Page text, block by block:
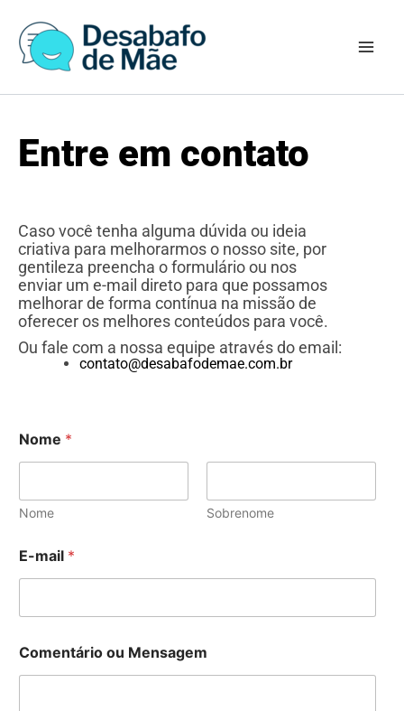
para
Entre em contato
Caso você tenha alguma dúvida ou ideia
criativa para melhorarmos o nosso site, por
gentileza preencha o formulário ou nos
enviar um e-mail direto para que possamos
melhorar de forma contínua na missão de
oferecer os melhores conteúdos para você.
Ou fale com a nossa equipe através do email:
contato@desabafodemae.com.br
e
n
a
g
m
N
o
e
u
Nome *
Nome Sobrenome
E-mail *
Comentário ou Mensagem